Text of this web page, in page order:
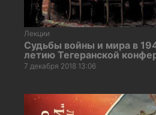
Лекции
Судьбы войны и мира в
летию Тегеранской
7 декабря 2018 13:06